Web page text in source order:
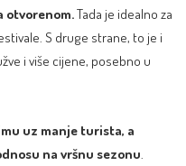
otvorenom.Tada je idealno za
S druge strane, to je i
i više cijene, posebno u
uz manje turista, a
na vršnu sezonu.